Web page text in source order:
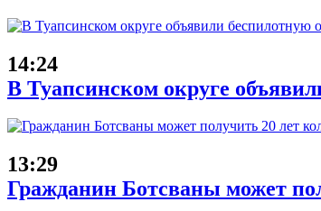
14:24
В Туапсинском округе
13:29
Гражданин Ботсваны может